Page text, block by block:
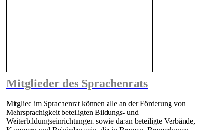
Mitglieder des Sprachenrats
Mitglied im Sprachenrat können alle an der Förderung von
Mehrsprachigkeit beteiligten Bildungs- und
Weiterbildungseinrichtungen sowie daran beteiligte Verbände,